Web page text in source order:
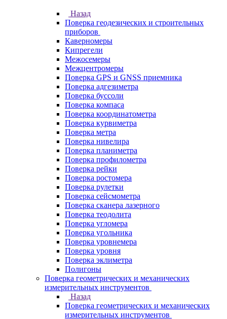
Назад
Поверка геодезических и строительных
приборов
Каверномеры
Кипрегели
Межосемеры
Межцентромеры
Поверка GPS и GNSS приемника
Поверка адгезиметра
Поверка буссоли
Поверка компаса
Поверка координатометра
Поверка курвиметра
Поверка метра
Поверка нивелира
Поверка планиметра
Поверка профилометра
Поверка рейки
Поверка ростомера
Поверка рулетки
Поверка сейсмометра
Поверка сканера лазерного
Поверка теодолита
Поверка угломера
Поверка угольника
Поверка уровнемера
Поверка уровня
Поверка эклиметра
Полигоны
Поверка геометрических и механических
измерительных инструментов
Назад
Поверка геометрических и механических
измерительных инструментов